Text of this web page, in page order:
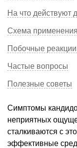
На что действуют
Схема применения
Побочные
Частые вопросы
Полезные советы
Симптомы
неприятных
сталкиваются с
эффективные